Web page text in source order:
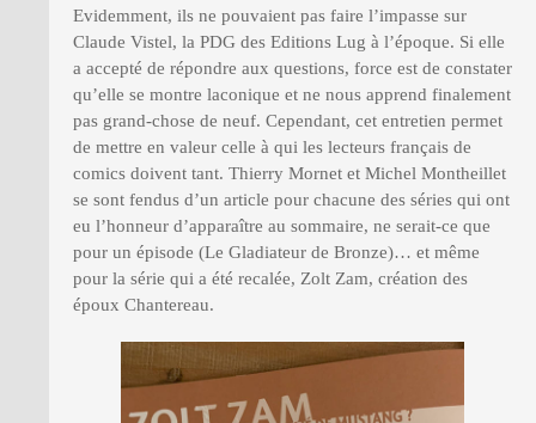
Evidemment, ils ne pouvaient pas faire l’impasse sur
Claude Vistel, la PDG des Editions Lug à l’époque. Si elle
a accepté de répondre aux questions, force est de constater
qu’elle se montre laconique et ne nous apprend finalement
pas grand-chose de neuf. Cependant, cet entretien permet
de mettre en valeur celle à qui les lecteurs français de
comics doivent tant. Thierry Mornet et Michel Montheillet
se sont fendus d’un article pour chacune des séries qui ont
eu l’honneur d’apparaître au sommaire, ne serait-ce que
pour un épisode (Le Gladiateur de Bronze)… et même
pour la série qui a été recalée, Zolt Zam, création des
époux Chantereau.